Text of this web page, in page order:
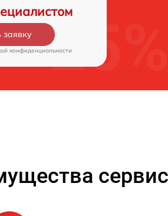
заявку
конфиденциальности